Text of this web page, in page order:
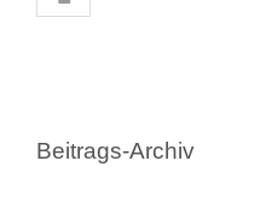
Beitrags-Archiv